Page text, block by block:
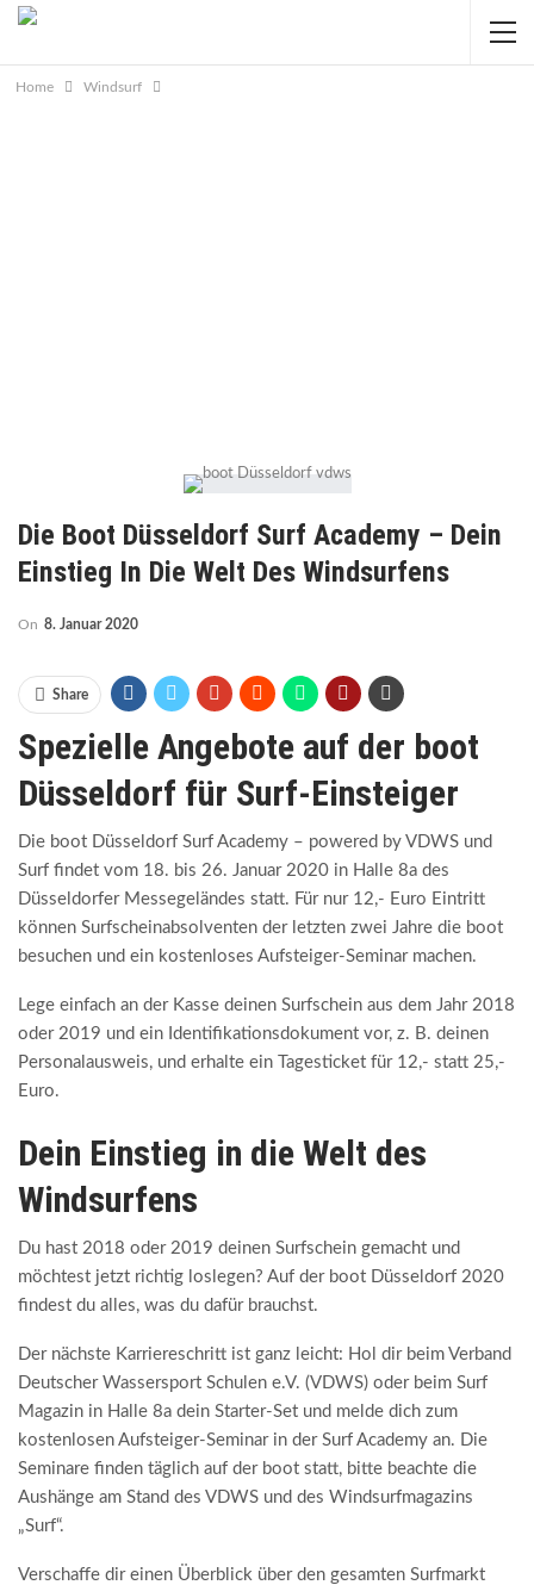
Home Windsurf
Die Boot Düsseldorf Surf Academy – Dein
Einstieg In Die Welt Des Windsurfens
On 8. Januar 2020
Share
Spezielle Angebote auf der boot
Düsseldorf für Surf-Einsteiger
Die boot Düsseldorf Surf Academy – powered by VDWS und
Surf findet vom 18. bis 26. Januar 2020 in Halle 8a des
Düsseldorfer Messegeländes statt. Für nur 12,- Euro Eintritt
können Surfscheinabsolventen der letzten zwei Jahre die boot
besuchen und ein kostenloses Aufsteiger-Seminar machen.
Lege einfach an der Kasse deinen Surfschein aus dem Jahr 2018
oder 2019 und ein Identifikationsdokument vor, z. B. deinen
Personalausweis, und erhalte ein Tagesticket für 12,- statt 25,-
Euro.
Dein Einstieg in die Welt des
Windsurfens
Du hast 2018 oder 2019 deinen Surfschein gemacht und
möchtest jetzt richtig loslegen? Auf der boot Düsseldorf 2020
findest du alles, was du dafür brauchst.
Der nächste Karriereschritt ist ganz leicht: Hol dir beim Verband
Deutscher Wassersport Schulen e.V. (VDWS) oder beim Surf
Magazin in Halle 8a dein Starter-Set und melde dich zum
kostenlosen Aufsteiger-Seminar in der Surf Academy an. Die
Seminare finden täglich auf der boot statt, bitte beachte die
Aushänge am Stand des VDWS und des Windsurfmagazins
„Surf“.
Verschaffe dir einen Überblick über den gesamten Surfmarkt